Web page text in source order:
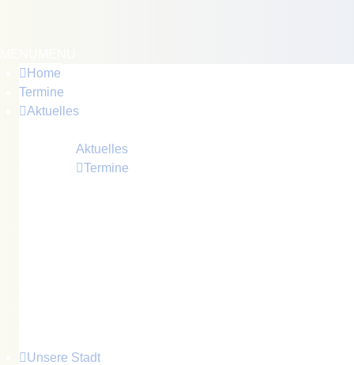
Home
Termine
Aktuelles
Aktuelles
Termine
Unsere Stadt